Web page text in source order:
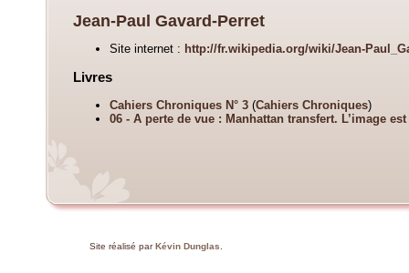
Jean-Paul Gavard-Perret
Site internet : http://fr.wikipedia.org/wiki/Jean-
Livres
Cahiers Chroniques N° 3 (Cahiers Chroniques)
06 - A perte de vue : Manhattan transfert. L’image
Site réalisé parKévin Dunglas